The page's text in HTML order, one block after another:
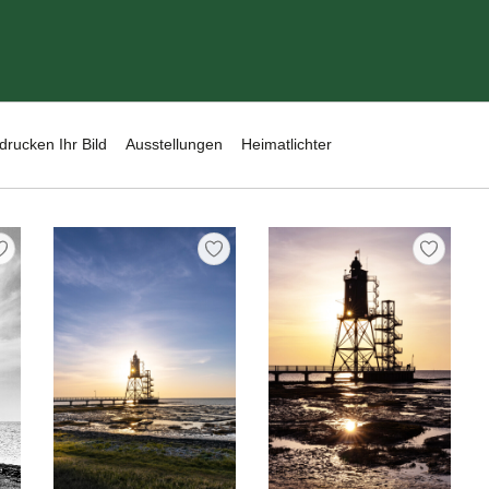
Ihr Bild Ausstellungen Heimatlichter